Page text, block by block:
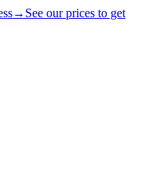
→ See our prices to get